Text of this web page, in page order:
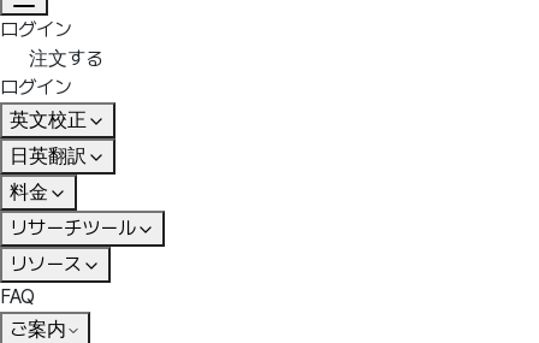
ログイン
注文する
ログイン
英文校正
日英翻訳
料金
リサーチツール
リソース
FAQ
ご案内